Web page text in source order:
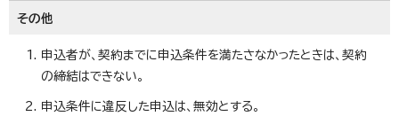
その他
申込者が、契約までに申込条件を満たさなかったときは、契約
の締結はできない。
申込条件に違反した申込は、無効とする。